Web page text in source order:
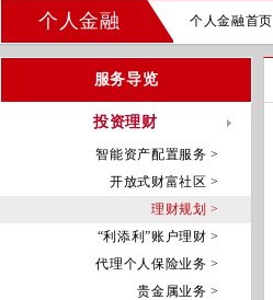
个人金融 个人金融首页
服务导览
投资理财
智能资产配置服务 >
开放式财富社区 >
理财规划 >
“利添利”账户理财 >
代理个人保险业务 >
贵金属业务 >